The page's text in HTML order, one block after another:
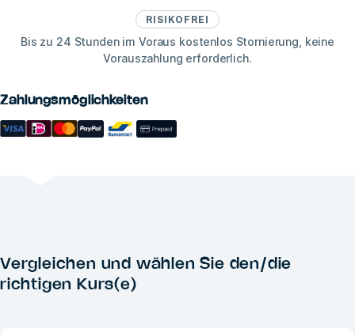
RISIKOFREI
Bis zu 24 Stunden im Voraus kostenlos Stornierung, keine
Vorauszahlung erforderlich.
Zahlungsmöglichkeiten
Vergleichen und wählen Sie den/die
richtigen Kurs(e)